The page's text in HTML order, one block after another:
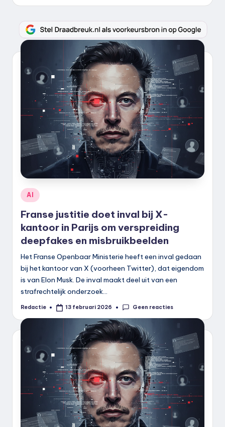
Geplaatst
in
AI
Franse justitie doet inval bij X-
kantoor in Parijs om verspreiding
deepfakes en misbruikbeelden
Het Franse Openbaar Ministerie heeft een inval gedaan
bij het kantoor van X (voorheen Twitter), dat eigendom
is van Elon Musk. De inval maakt deel uit van een
strafrechtelijk onderzoek…
Geplaatst
Redactie 13 februari 2026 Geen reacties